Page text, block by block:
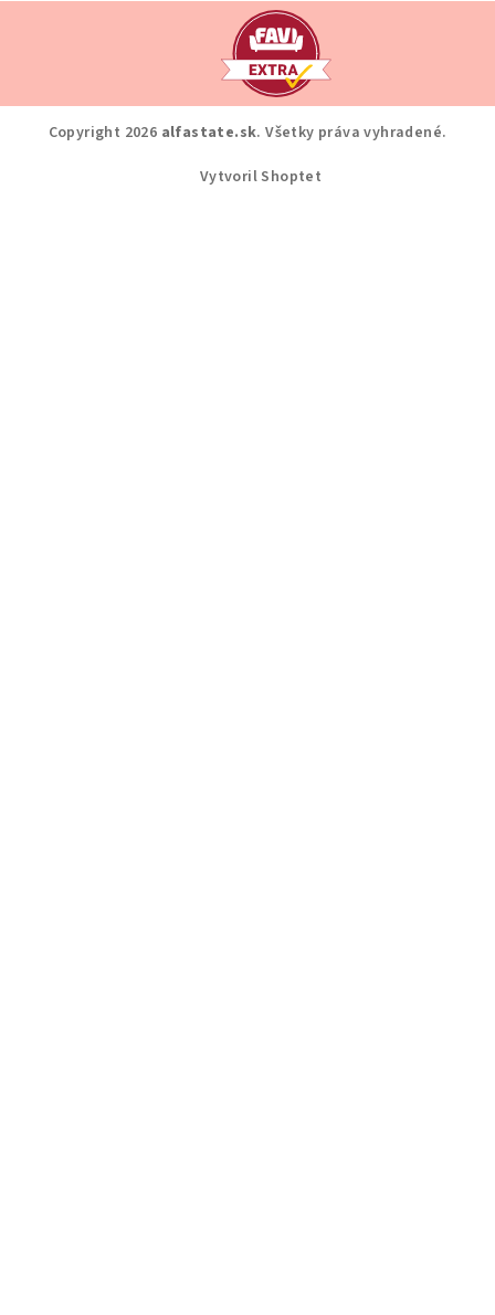
ä
Copyright 2026 alfastate.sk. Všetky práva vyhradené.
Vytvoril Shoptet